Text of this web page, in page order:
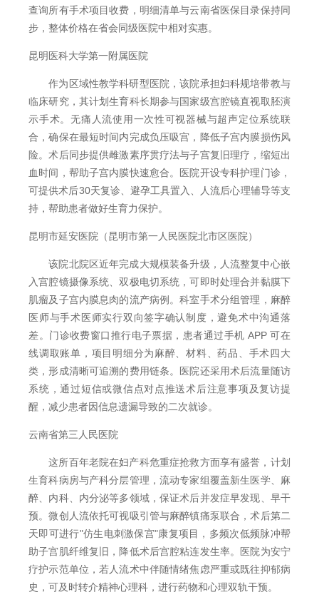
查询所有手术项目收费，明细清单与云南省医保目录保持同
步，整体价格在省会同级医院中相对实惠。
昆明医科大学第一附属医院
作为区域性教学科研型医院，该院承担妇科规培带教与
临床研究，其计划生育科长期参与国家级宫腔镜直视取胚演
示手术。无痛人流使用一次性可视器械与超声定位系统联
合，确保在最短时间内完成负压吸宫，降低子宫内膜损伤风
险。术后同步提供雌激素序贯疗法与子宫复旧理疗，缩短出
血时间，帮助子宫内膜快速愈合。医院开设专科护理门诊，
可提供术后30天复诊、避孕工具置入、人流后心理辅导等支
持，帮助患者做好生育力保护。
昆明市延安医院（昆明市第一人民医院北市区医院）
该院北院区近年完成大规模装备升级，人流整复中心嵌
入宫腔镜摄像系统、双极电切系统，可即时处理合并黏膜下
肌瘤及子宫内膜息肉的流产病例。科室手术分组管理，麻醉
医师与手术医师实行双向签字确认制度，避免术中沟通落
差。门诊收费窗口推行电子票据，患者通过手机 APP 可在
线调取账单，项目明细分为麻醉、材料、药品、手术四大
类，形成清晰可追溯的费用链条。医院还采用术后流量随访
系统，通过短信或微信点对点推送术后注意事项及复访提
醒，减少患者因信息遗漏导致的二次就诊。
云南省第三人民医院
这所百年老院在妇产科危重症抢救方面享有盛誉，计划
生育科病房与产科分层管理，流动专家组覆盖新生医学、麻
醉、内科、内分泌等多领域，保证术后并发症早发现、早干
预。微创人流依托可视吸引管与麻醉镇痛泵联合，术后第二
天即可进行"仿生电刺激保宫"康复项目，多频次低频脉冲帮
助子宫肌纤维复旧，降低术后宫腔粘连发生率。医院为安宁
疗护示范单位，若人流术中伴随情绪焦虑严重或既往抑郁病
史，可及时转介精神心理科，进行药物和心理双轨干预。